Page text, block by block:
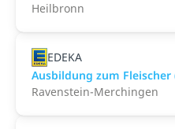
Heilbronn
EDEKA
Ausbildung zum
Ravenstein-Merchingen